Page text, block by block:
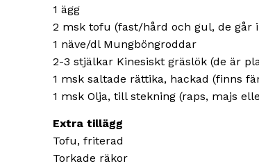
1 ägg
2 msk tofu (fast/hård och gul, de går
1 näve/dl Mungböngroddar
2-3 stjälkar Kinesiskt gräslök (de är
1 msk saltade rättika, hackad (finns
1 msk Olja, till stekning (raps, majs
Extra tillägg
Tofu, friterad
Torkade räkor